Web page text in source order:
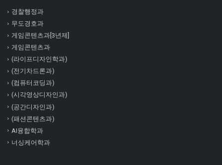
경찰행정과
무도경호과
게임콘텐츠과[3년제]
게임콘텐츠과
(라이프디자인학과)
(전기차드론과)
(컴퓨터코딩과)
(시각영상디자인과)
(공간디자인과)
(패션콘텐츠과)
AI융합학과
너싱케어학과